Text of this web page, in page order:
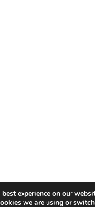
experience on our
we are using or